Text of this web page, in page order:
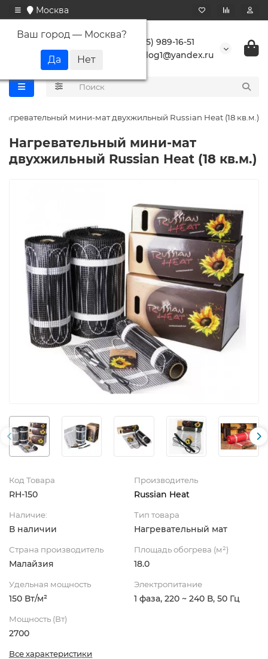
Москва
Ваш город — Москва?
+7 (495) 989-16-51
buranlog1@yandex.ru
мини-мат двухжильный Russian Heat (18 кв.м.)
Нагревательный мини-мат
двухжильный Russian Heat (18 кв.м.)
Код Товара
RH-150
Производитель
Russian Heat
Наличие:
В наличии
Тип товара
Нагревательный мат
Страна производитель
Малайзия
Площадь обогрева (м²)
18.0
Удельная мощность
150 Вт/м²
Электропитание
1 фаза, 220 ~ 240 В, 50 Гц
Мощность (Вт)
2700
Все характеристики